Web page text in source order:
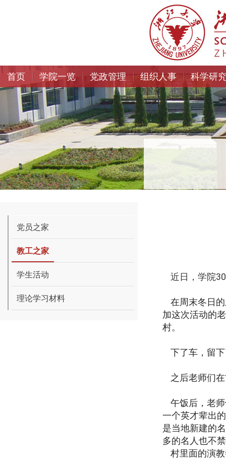
首页 学院一览 党政管理 组织人事 科学研
党员之家
教工之家
学生活动
理论学习材料
近日，学院30
在周末冬日
加这次活动的
村。
下了车，留
之后老师们
午饭后，老
一个英才辈出
是当地新建的
多的名人也不
村里面的演